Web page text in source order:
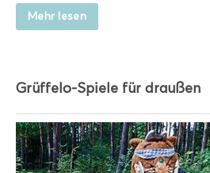
Mehr lesen
Grüffelo-Spiele für draußen